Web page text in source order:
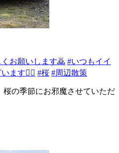
お願いします🙇 #いつもイイ
ます🙇‍♂️ #桜 #周辺散策
の季節にお邪魔させていただ